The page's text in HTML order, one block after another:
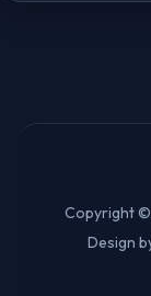
Copyright ©
Design